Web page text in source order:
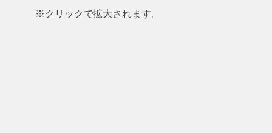
※クリックで拡大されます。